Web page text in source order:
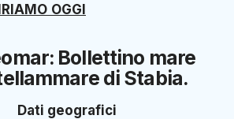
OGGI
Bollettino mare
di Stabia.
Dati geografici